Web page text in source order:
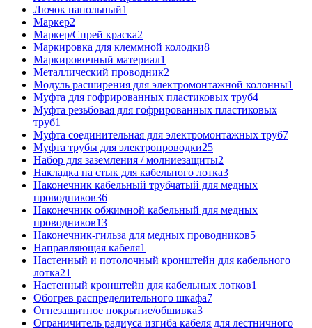
Лючок напольный1
Маркер2
Маркер/Спрей краска2
Маркировка для клеммной колодки8
Маркировочный материал1
Металлический проводник2
Модуль расширения для электромонтажной колонны1
Муфта для гофрированных пластиковых труб4
Муфта резьбовая для гофрированных пластиковых
труб1
Муфта соединительная для электромонтажных труб7
Муфта трубы для электропроводки25
Набор для заземления / молниезащиты2
Накладка на стык для кабельного лотка3
Наконечник кабельный трубчатый для медных
проводников36
Наконечник обжимной кабельный для медных
проводников13
Наконечник-гильза для медных проводников5
Направляющая кабеля1
Настенный и потолочный кронштейн для кабельного
лотка21
Настенный кронштейн для кабельных лотков1
Обогрев распределительного шкафа7
Огнезащитное покрытие/обшивка3
Ограничитель радиуса изгиба кабеля для лестничного